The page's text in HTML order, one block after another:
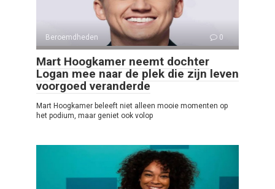
Beroemdheden 0
Mart Hoogkamer neemt dochter
Logan mee naar de plek die zijn leven
voorgoed veranderde
Mart Hoogkamer beleeft niet alleen mooie momenten op
het podium, maar geniet ook volop